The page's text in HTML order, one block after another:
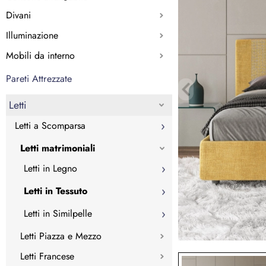
Divani
Illuminazione
Mobili da interno
Pareti Attrezzate
Letti
Letti a Scomparsa
Letti matrimoniali
Letti in Legno
Letti in Tessuto
Letti in Similpelle
Letti Piazza e Mezzo
Letti Francese